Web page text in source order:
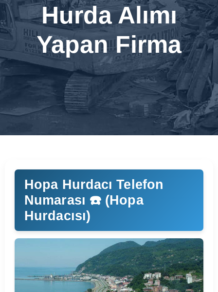
Hurda Alımı
Yapan Firma
Hopa Hurdacı Telefon
Numarası ☎️ (Hopa
Hurdacısı)